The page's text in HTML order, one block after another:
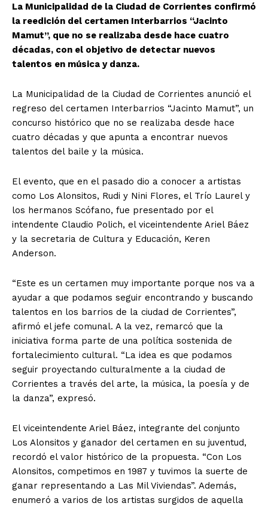
La Municipalidad de la Ciudad de Corrientes confirmó
la reedición del certamen Interbarrios “Jacinto
Mamut”, que no se realizaba desde hace cuatro
décadas, con el objetivo de detectar nuevos
talentos en música y danza.
La Municipalidad de la Ciudad de Corrientes anunció el
regreso del certamen Interbarrios “Jacinto Mamut”, un
concurso histórico que no se realizaba desde hace
cuatro décadas y que apunta a encontrar nuevos
talentos del baile y la música.
El evento, que en el pasado dio a conocer a artistas
como Los Alonsitos, Rudi y Nini Flores, el Trío Laurel y
los hermanos Scófano, fue presentado por el
intendente Claudio Polich, el viceintendente Ariel Báez
y la secretaria de Cultura y Educación, Keren
Anderson.
“Este es un certamen muy importante porque nos va a
ayudar a que podamos seguir encontrando y buscando
talentos en los barrios de la ciudad de Corrientes”,
afirmó el jefe comunal. A la vez, remarcó que la
iniciativa forma parte de una política sostenida de
fortalecimiento cultural. “La idea es que podamos
seguir proyectando culturalmente a la ciudad de
Corrientes a través del arte, la música, la poesía y de
la danza”, expresó.
El viceintendente Ariel Báez, integrante del conjunto
Los Alonsitos y ganador del certamen en su juventud,
recordó el valor histórico de la propuesta. “Con Los
Alonsitos, competimos en 1987 y tuvimos la suerte de
ganar representando a Las Mil Viviendas”. Además,
enumeró a varios de los artistas surgidos de aquella